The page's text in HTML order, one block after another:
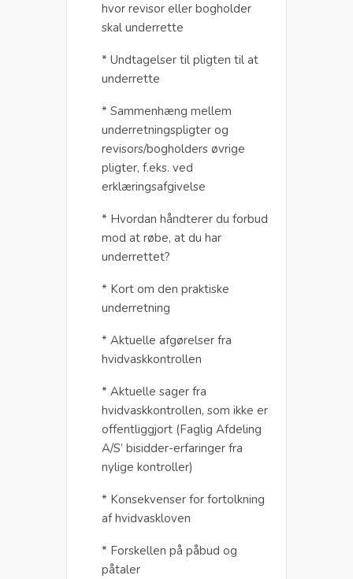
hvor revisor eller bogholder
skal underrette
* Undtagelser til pligten til at
underrette
* Sammenhæng mellem
underretningspligter og
revisors/bogholders øvrige
pligter, f.eks. ved
erklæringsafgivelse
* Hvordan håndterer du forbud
mod at røbe, at du har
underrettet?
* Kort om den praktiske
underretning
* Aktuelle afgørelser fra
hvidvaskkontrollen
* Aktuelle sager fra
hvidvaskkontrollen, som ikke er
offentliggjort (Faglig Afdeling
A/S’ bisidder-erfaringer fra
nylige kontroller)
* Konsekvenser for fortolkning
af hvidvaskloven
* Forskellen på påbud og
påtaler